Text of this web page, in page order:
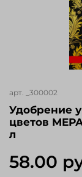
арт. _300002
Удобрение
цветов
л
58.00